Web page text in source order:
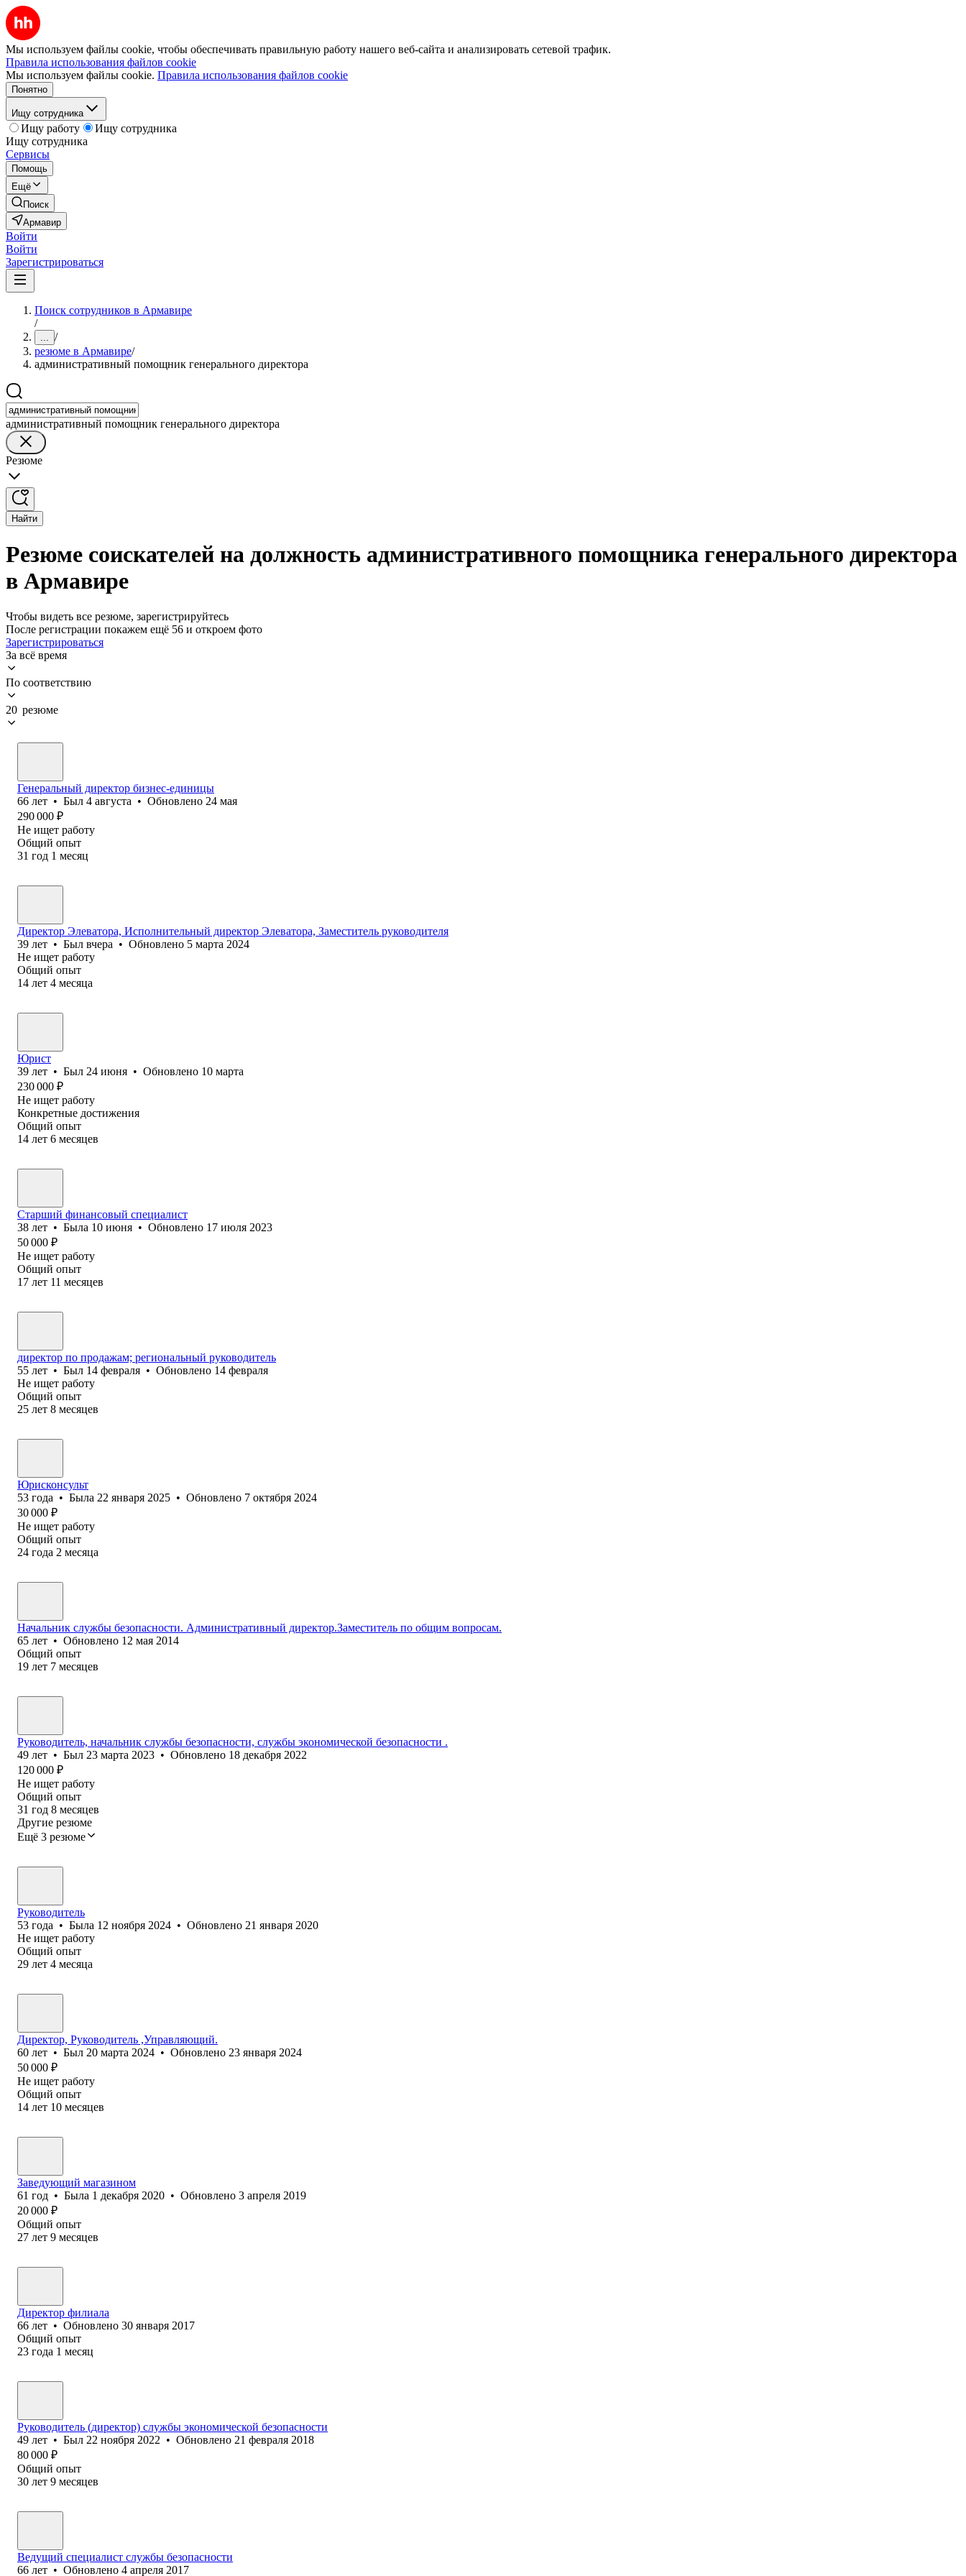
Мы используем файлы cookie, чтобы обеспечивать правильную работу нашего веб-сайта и анализировать сетевой трафик.
Правила использования файлов cookie
Мы используем файлы cookie. Правила использования файлов cookie
Понятно
Ищу сотрудника
Ищу работу
Ищу сотрудника
Ищу сотрудника
Сервисы
Помощь
Ещё
Поиск
Армавир
Войти
Войти
Зарегистрироваться
Поиск сотрудников в Армавире
/
... /
резюме в Армавире/
административный помощник генерального директора
административный помощник генерального директора
Резюме
Найти
Резюме соискателей на должность административного помощника генерального директора
в Армавире
Чтобы видеть все резюме, зарегистрируйтесь
После регистрации покажем ещё 56 и откроем фото
Зарегистрироваться
За всё время
По соответствию
20 резюме
Генеральный директор бизнес-единицы
66 лет • Был 4 августа • Обновлено 24 мая
290 000 ₽
Не ищет работу
Общий опыт
31 год 1 месяц
Директор Элеватора, Исполнительный директор Элеватора, Заместитель руководителя
39 лет • Был вчера • Обновлено 5 марта 2024
Не ищет работу
Общий опыт
14 лет 4 месяца
Юрист
39 лет • Был 24 июня • Обновлено 10 марта
230 000 ₽
Не ищет работу
Конкретные достижения
Общий опыт
14 лет 6 месяцев
Старший финансовый специалист
38 лет • Была 10 июня • Обновлено 17 июля 2023
50 000 ₽
Не ищет работу
Общий опыт
17 лет 11 месяцев
директор по продажам; региональный руководитель
55 лет • Был 14 февраля • Обновлено 14 февраля
Не ищет работу
Общий опыт
25 лет 8 месяцев
Юрисконсульт
53 года • Была 22 января 2025 • Обновлено 7 октября 2024
30 000 ₽
Не ищет работу
Общий опыт
24 года 2 месяца
Начальник службы безопасности. Административный директор.Заместитель по общим вопросам.
65 лет • Обновлено 12 мая 2014
Общий опыт
19 лет 7 месяцев
Руководитель, начальник службы безопасности, службы экономической безопасности .
49 лет • Был 23 марта 2023 • Обновлено 18 декабря 2022
120 000 ₽
Не ищет работу
Общий опыт
31 год 8 месяцев
Другие резюме
Ещё 3 резюме
Руководитель
53 года • Была 12 ноября 2024 • Обновлено 21 января 2020
Не ищет работу
Общий опыт
29 лет 4 месяца
Директор, Руководитель ,Управляющий.
60 лет • Был 20 марта 2024 • Обновлено 23 января 2024
50 000 ₽
Не ищет работу
Общий опыт
14 лет 10 месяцев
Заведующий магазином
61 год • Была 1 декабря 2020 • Обновлено 3 апреля 2019
20 000 ₽
Общий опыт
27 лет 9 месяцев
Директор филиала
66 лет • Обновлено 30 января 2017
Общий опыт
23 года 1 месяц
Руководитель (директор) службы экономической безопасности
49 лет • Был 22 ноября 2022 • Обновлено 21 февраля 2018
80 000 ₽
Общий опыт
30 лет 9 месяцев
Ведущий специалист службы безопасности
66 лет • Обновлено 4 апреля 2017